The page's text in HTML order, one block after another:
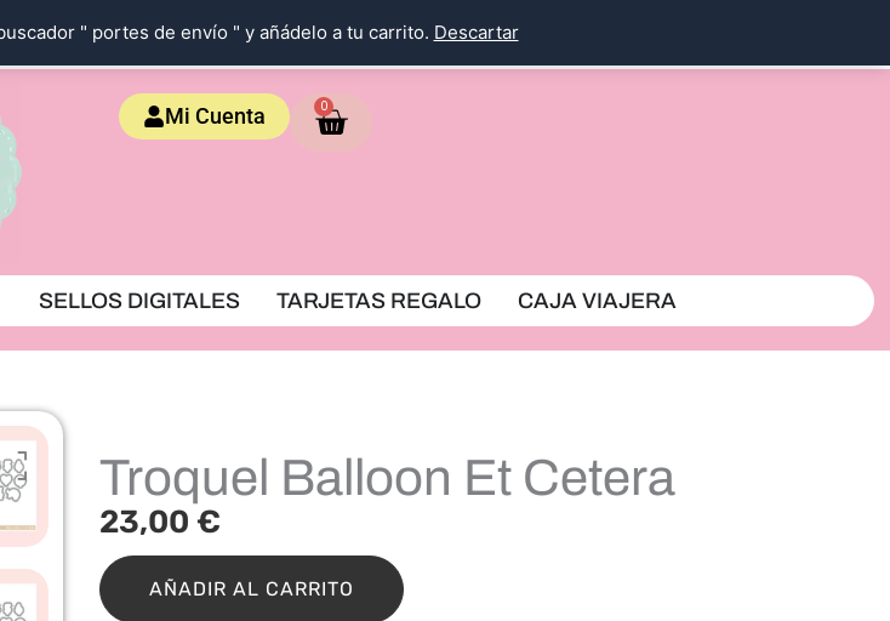
" portes de envío " y añádelo a tu carrito. Descartar
Mi Cuenta 0
Carrito
SELLOS
SELLOS DIGITALES TARJETAS REGALO CAJA VIAJERA
Troquel Balloon Et Cetera
23,00 €
Troquel
Balloon
Et
AÑADIR AL CARRITO